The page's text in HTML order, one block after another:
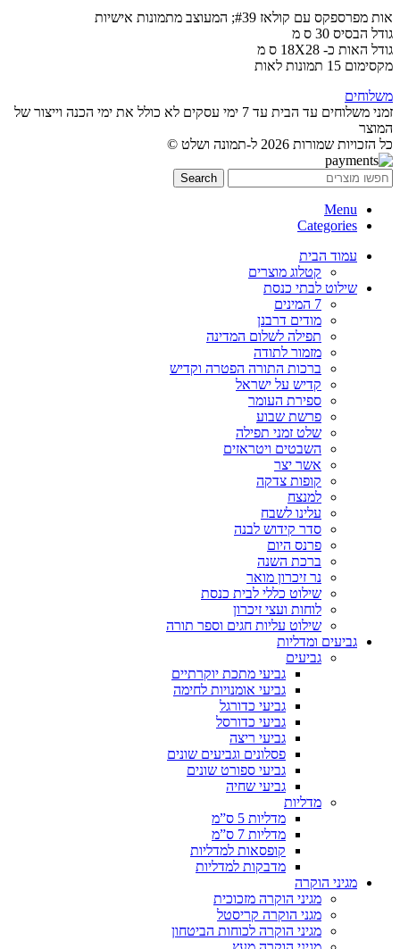
אות מפרספקס עם קולאז #39; המעוצב מתמונות אישיות
גודל הבסיס 30 ס מ
גודל האות כ- 18X28 ס מ
מקסימום 15 תמונות לאות
משלוחים
זמני משלוחים עד הבית עד 7 ימי עסקים לא כולל את ימי הכנה וייצור של
המוצר
כל הזכויות שמורות 2026 ל-תמונה ושלט ©
Search
Menu
Categories
עמוד הבית
קטלוג מוצרים
שילוט לבתי כנסת
7 המינים
מודים דרבנן
תפילה לשלום המדינה
מזמור לתודה
ברכות התורה הפטרה וקדיש
קדיש על ישראל
ספירת העומר
פרשת שבוע
שלט זמני תפילה
השבטים ויטראזים
אשר יצר
קופות צדקה
למנצח
עלינו לשבח
סדר קידוש לבנה
פרנס היום
ברכת השנה
נר זיכרון מואר
שילוט כללי לבית כנסת
לוחות ועצי זיכרון
שילוט עליות חגים וספר תורה
גביעים ומדליות
גביעים
גביעי מתכת יוקרתיים
גביעי אומנויות לחימה
גביעי כדורגל
גביעי כדורסל
גביעי ריצה
פסלונים וגביעים שונים
גביעי ספורט שונים
גביעי שחיה
מדליות
מדליות 5 ס”מ
מדליות 7 ס”מ
קופסאות למדליות
מדבקות למדליות
מגיני הוקרה
מגיני הוקרה מזכוכית
מגני הוקרה קריסטל
מגיני הוקרה לכוחות הביטחון